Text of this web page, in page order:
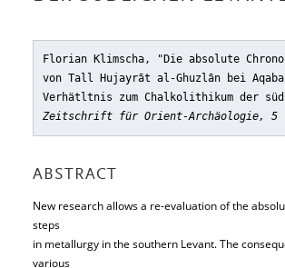
Florian Klimscha, "Die absolute
von Tall Hujayrāt al-Ghuzlān bei
Verhätltnis zum Chalkolithikum der
Zeitschrift für Orient-Archäologie, 5
ABSTRACT
New research allows a re-evaluation of the
steps
in metallurgy in the southern Levant. The
various